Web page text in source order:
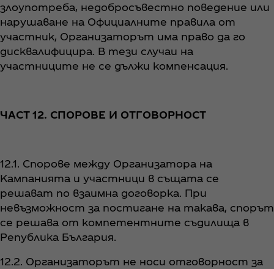
злоупотреба, недобросъвестно поведение или
нарушаване на Официалните правила от
участник, Организаторът има право да го
дисквалифицира. В тези случаи на
участниците не се дължи компенсация.
ЧАСТ 12. СПОРОВЕ И ОТГОВОРНОСТ
12.1. Спорове между Организатора на
Кампанията и участници в същата се
решават по взаимна договорка. При
невъзможност за постигане на такава, спорът
се решава от компетентните съдилища в
Република България.
12.2. Организаторът не носи отговорност за